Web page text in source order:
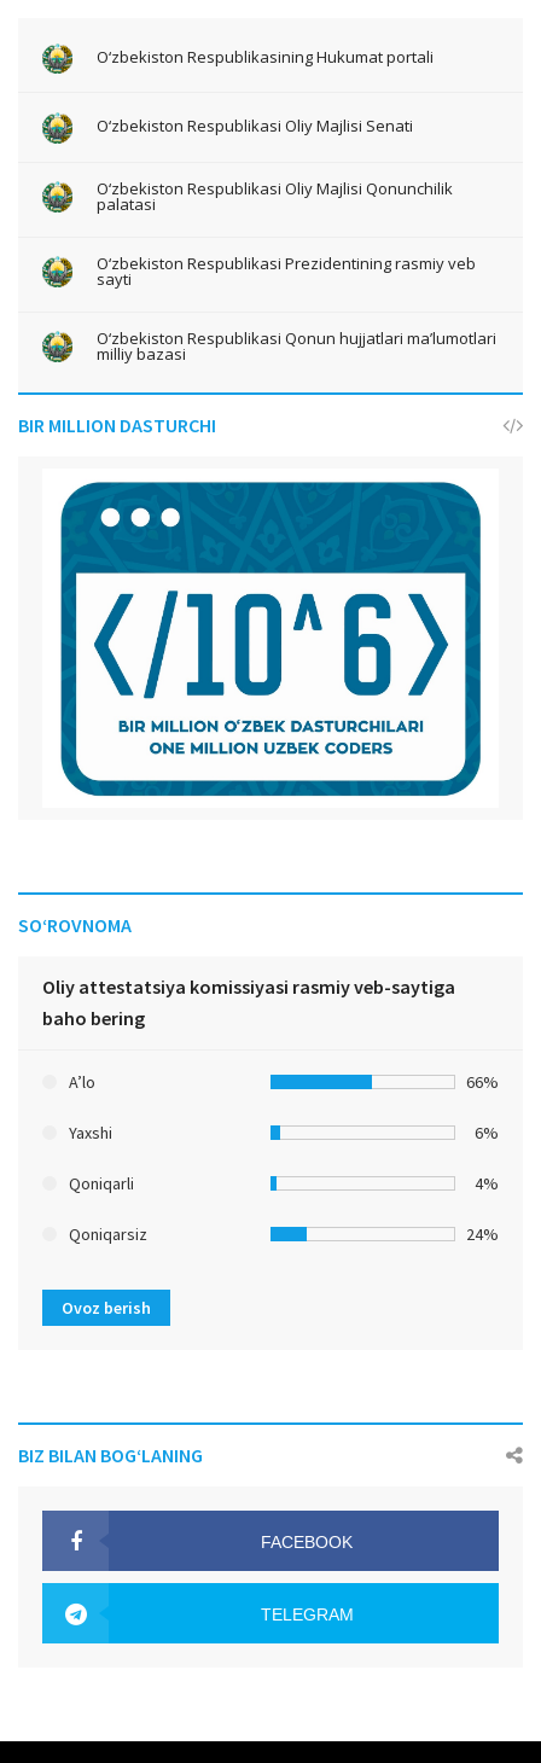
O‘zbekiston Respublikasining Hukumat portali
O‘zbekiston Respublikasi Oliy Majlisi Senati
O‘zbekiston Respublikasi Oliy Majlisi Qonunchilik
palatasi
O‘zbekiston Respublikasi Prezidentining rasmiy veb
sayti
O‘zbekiston Respublikasi Qonun hujjatlari ma’lumotlari
milliy bazasi
BIR MILLION DASTURCHI
SO‘ROVNOMA
Oliy attestatsiya komissiyasi rasmiy veb-saytiga
baho bering
A’lo 66%
Yaxshi 6%
Qoniqarli 4%
Qoniqarsiz 24%
Ovoz berish
BIZ BILAN BOG‘LANING
FACEBOOK
TELEGRAM